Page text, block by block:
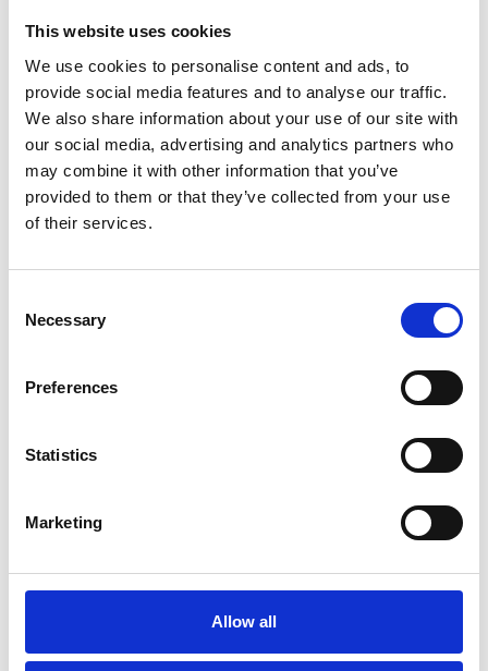
This website uses cookies
We use cookies to personalise content and ads, to
provide social media features and to analyse our traffic.
We also share information about your use of our site with
our social media, advertising and analytics partners who
may combine it with other information that you’ve
provided to them or that they’ve collected from your use
of their services.
Selection
Necessary
Preferences
Statistics
Marketing
Allow all
5 Agosto 2026
Il frammento praghese del vangelo di Marco
verrà esposto ad Aquileia
Italia
L’industriale ceco Michal Strnad acquisisce il